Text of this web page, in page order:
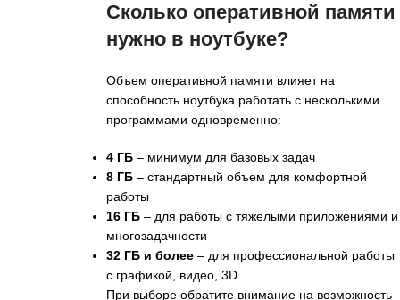
Сколько оперативной памяти
нужно в ноутбуке?
Объем оперативной памяти влияет на
способность ноутбука работать с несколькими
программами одновременно:
4 ГБ – минимум для базовых задач
8 ГБ – стандартный объем для комфортной
работы
16 ГБ – для работы с тяжелыми приложениями и
многозадачности
32 ГБ и более – для профессиональной работы
с графикой, видео, 3D
При выборе обратите внимание на возможность